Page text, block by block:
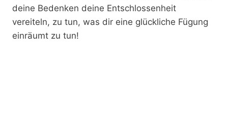
deine Bedenken deine Entschlossenheit
vereiteln, zu tun, was dir eine glückliche Fügung
einräumt zu tun!